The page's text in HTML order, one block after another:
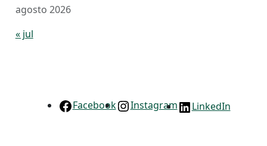
agosto 2026
« jul
Facebook Instagram LinkedIn